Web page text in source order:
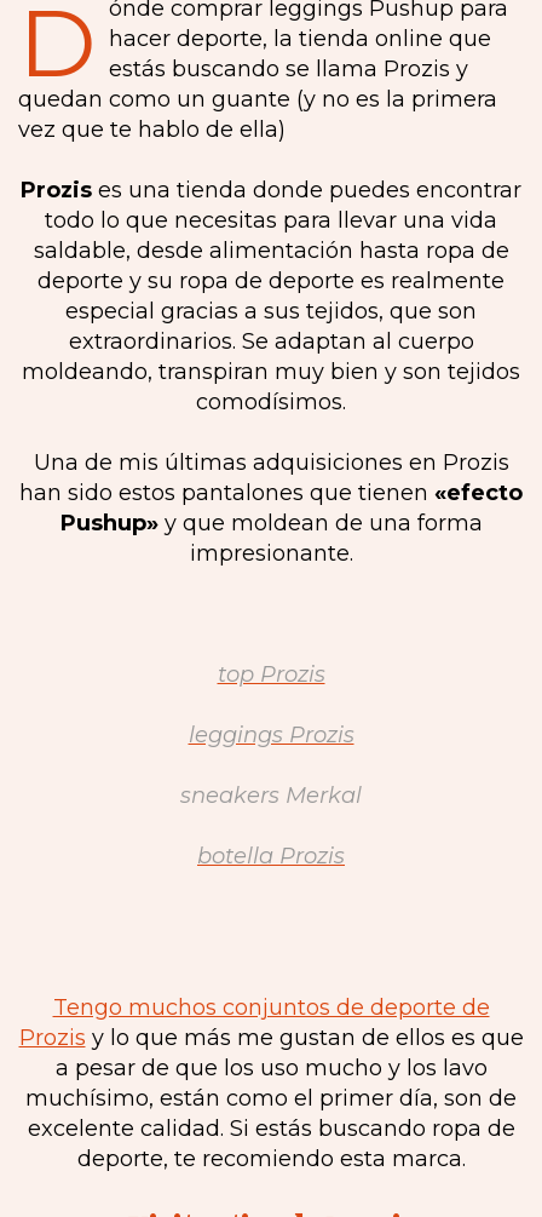
D
ónde comprar leggings Pushup para
hacer deporte, la tienda online que
estás buscando se llama Prozis y
quedan como un guante (y no es la primera
vez que te hablo de ella)
Prozis es una tienda donde puedes encontrar
todo lo que necesitas para llevar una vida
saldable, desde alimentación hasta ropa de
deporte y su ropa de deporte es realmente
especial gracias a sus tejidos, que son
extraordinarios. Se adaptan al cuerpo
moldeando, transpiran muy bien y son tejidos
comodísimos.
Una de mis últimas adquisiciones en Prozis
han sido estos pantalones que tienen «efecto
Pushup»y que moldean de una forma
impresionante.
top Prozis
leggings Prozis
sneakers Merkal
botella Prozis
Tengo muchos conjuntos de deporte de
Prozis y lo que más me gustan de ellos es que
a pesar de que los uso mucho y los lavo
muchísimo, están como el primer día, son de
excelente calidad. Si estás buscando ropa de
deporte, te recomiendo esta marca.